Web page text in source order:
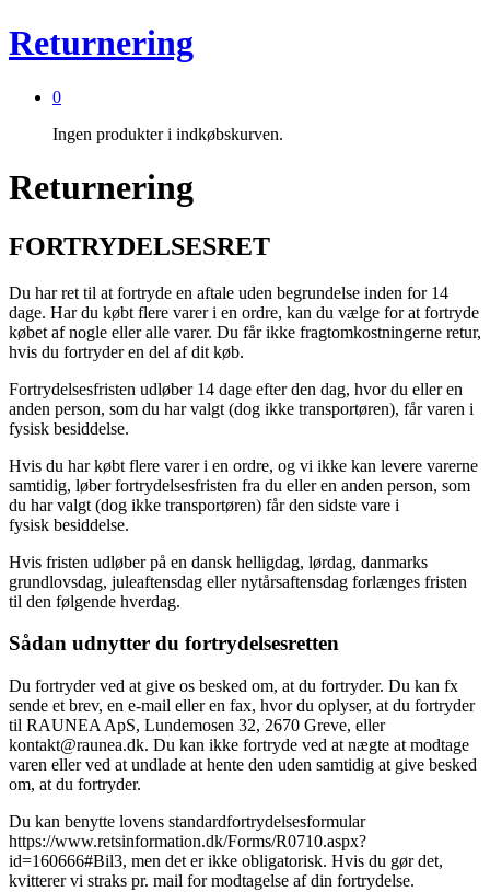
Returnering
0
Ingen produkter i indkøbskurven.
Returnering
FORTRYDELSESRET
Du har ret til at fortryde en aftale uden begrundelse inden for 14
dage. Har du købt flere varer i en ordre, kan du vælge for at fortryde
købet af nogle eller alle varer. Du får ikke fragtomkostningerne retur,
hvis du fortryder en del af dit køb.
Fortrydelsesfristen udløber 14 dage efter den dag, hvor du eller en
anden person, som du har valgt (dog ikke transportøren), får varen i
fysisk besiddelse.
Hvis du har købt flere varer i en ordre, og vi ikke kan levere varerne
samtidig, løber fortrydelsesfristen fra du eller en anden person, som
du har valgt (dog ikke transportøren) får den sidste vare i
fysisk besiddelse.
Hvis fristen udløber på en dansk helligdag, lørdag, danmarks
grundlovsdag, juleaftensdag eller nytårsaftensdag forlænges fristen
til den følgende hverdag.
Sådan udnytter du fortrydelsesretten
Du fortryder ved at give os besked om, at du fortryder. Du kan fx
sende et brev, en e-mail eller en fax, hvor du oplyser, at du fortryder
til RAUNEA ApS, Lundemosen 32, 2670 Greve, eller
kontakt@raunea.dk. Du kan ikke fortryde ved at nægte at modtage
varen eller ved at undlade at hente den uden samtidig at give besked
om, at du fortryder.
Du kan benytte lovens standardfortrydelsesformular
https://www.retsinformation.dk/Forms/R0710.aspx?
id=160666#Bil3, men det er ikke obligatorisk. Hvis du gør det,
kvitterer vi straks pr. mail for modtagelse af din fortrydelse.